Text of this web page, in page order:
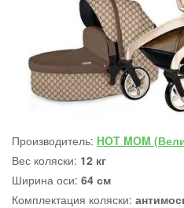
Производитель: HOT MOM
Вес коляски: 12 кг
Ширина оси: 64 см
Комплектация коляски: